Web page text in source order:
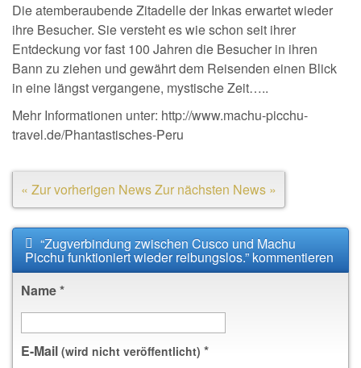
Die atemberaubende Zitadelle der Inkas erwartet wieder
ihre Besucher. Sie versteht es wie schon seit ihrer
Entdeckung vor fast 100 Jahren die Besucher in ihren
Bann zu ziehen und gewährt dem Reisenden einen Blick
in eine längst vergangene, mystische Zeit…..
Mehr Informationen unter: http://www.machu-picchu-
travel.de/Phantastisches-Peru
« Zur vorherigen NewsZur nächsten News »
“Zugverbindung zwischen Cusco und Machu
Picchu funktioniert wieder reibungslos.” kommentieren
Name*
E-Mail (wird nicht veröffentlicht) *